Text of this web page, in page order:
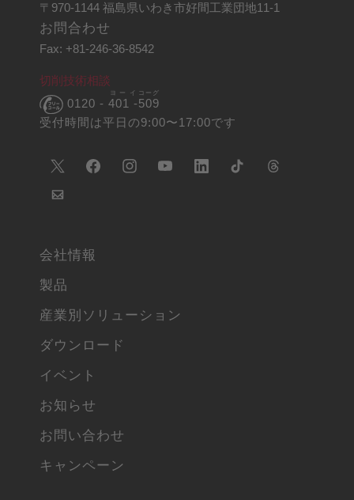
〒970-1144 福島県いわき市好間工業団地11-1
お問合わせ
Fax: +81-246-36-8542
切削技術相談
0120 - 401 -
ヨーイ
509
コーグ
受付時間は平日の9:00〜17:00です
会社情報
製品
産業別ソリューション
ダウンロード
イベント
お知らせ
お問い合わせ
キャンペーン